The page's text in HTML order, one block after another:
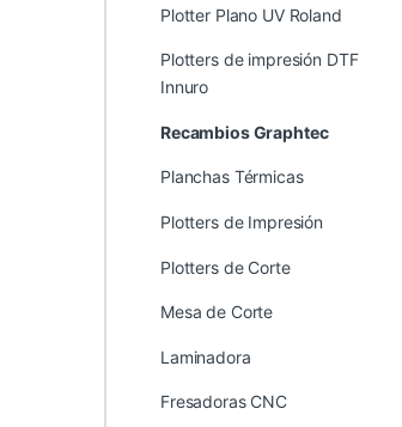
Plotter Plano UV Roland
Plotters de impresión DTF
Innuro
Recambios Graphtec
Planchas Térmicas
Plotters de Impresión
Plotters de Corte
Mesa de Corte
Laminadora
Fresadoras CNC